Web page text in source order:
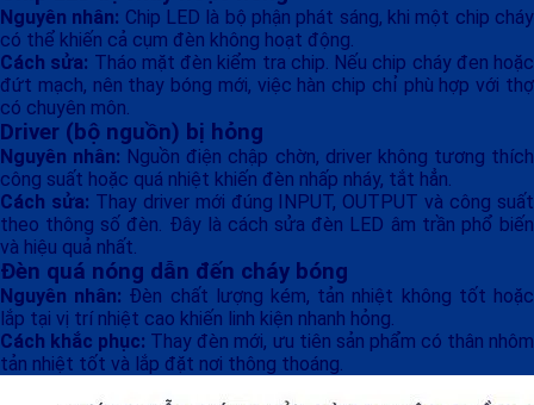
Nguyên nhân: Chip LED là bộ phận phát sáng, khi một chip cháy
có thể khiến cả cụm đèn không hoạt động.
Cách sửa: Tháo mặt đèn kiểm tra chip. Nếu chip cháy đen hoặc
đứt mạch, nên thay bóng mới, việc hàn chip chỉ phù hợp với thợ
có chuyên môn.
Driver (bộ nguồn) bị hỏng
Nguyên nhân: Nguồn điện chập chờn, driver không tương thích
công suất hoặc quá nhiệt khiến đèn nhấp nháy, tắt hẳn.
Cách sửa: Thay driver mới đúng INPUT, OUTPUT và công suất
theo thông số đèn. Đây là cách sửa đèn LED âm trần phổ biến
và hiệu quả nhất.
Đèn quá nóng dẫn đến cháy bóng
Nguyên nhân: Đèn chất lượng kém, tản nhiệt không tốt hoặc
lắp tại vị trí nhiệt cao khiến linh kiện nhanh hỏng.
Cách khắc phục: Thay đèn mới, ưu tiên sản phẩm có thân nhôm
tản nhiệt tốt và lắp đặt nơi thông thoáng.